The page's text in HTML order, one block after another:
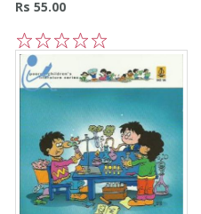
Rs 55.00
2
1